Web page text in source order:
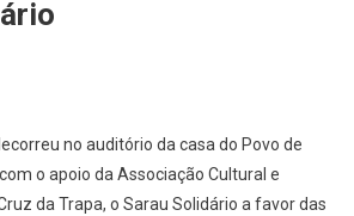
no auditório da casa do Povo de
o apoio da Associação Cultural e
da Trapa, o Sarau Solidário a favor das